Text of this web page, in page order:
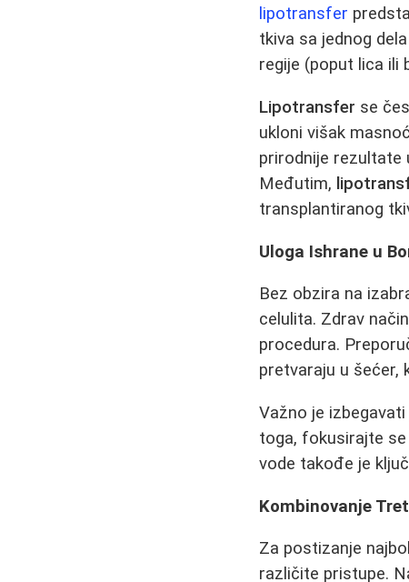
lipotransfer
tkiva sa jednog
regije (poput lica ili
Lipotransfer se
ukloni višak
prirodnije rezultate
Međutim,
transplantiranog
Uloga Ishrane u
Bez obzira na
celulita. Zdrav
procedura.
pretvaraju u šećer,
Važno je
toga, fokusirajte
vode takođe je
Kombinovanje
Za postizanje
različite pristupe.